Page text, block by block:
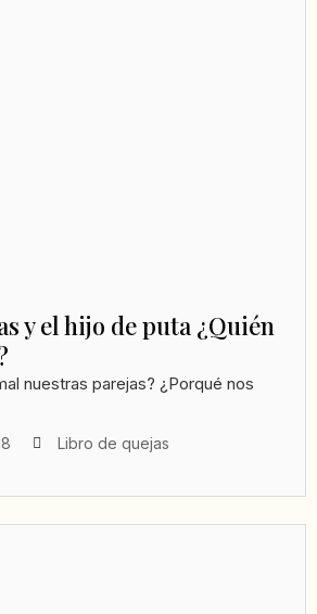
y el hijo de puta ¿Quién
nuestras parejas? ¿Porqué nos
Libro de quejas